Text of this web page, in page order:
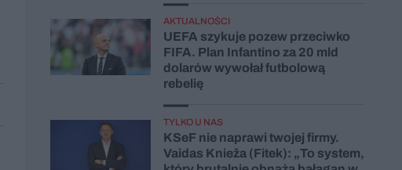
AKTUALNOŚCI
UEFA szykuje pozew przeciwko
FIFA. Plan Infantino za 20 mld
dolarów wywołał futbolową
rebelię
TYLKO U NAS
KSeF nie naprawi twojej firmy.
Vaidas Knieža (Fitek): „To system,